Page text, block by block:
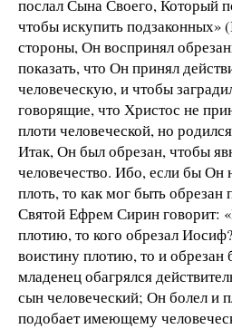
послал Сына Своего, Который
чтобы искупить подзаконных»
стороны, Он воспринял
показать, что Он принял
человеческую, и чтобы
говорящие, что Христос не
плоти человеческой, но
Итак, Он был обрезан, чтобы
человечество. Ибо, если бы Он
плоть, то как мог быть обрезан
Святой Ефрем Сирин говорит:
плотию, то кого обрезал
воистину плотию, то и обрезан
младенец обагрялся
сын человеческий; Он болел и
подобает имеющему